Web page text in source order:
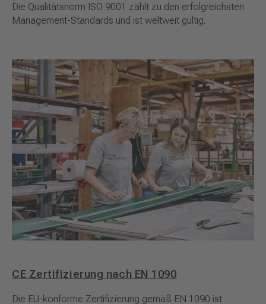
Die Qualitätsnorm ISO 9001 zählt zu den erfolgreichsten
Management-Standards und ist weltweit gültig.
CE Zertifizierung nach EN 1090
Die EU-konforme Zertifizierung gemäß EN 1090 ist